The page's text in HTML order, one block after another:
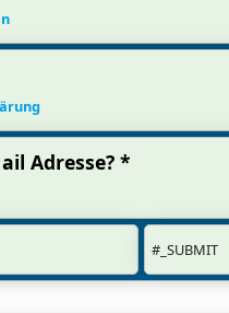
Adresse? *
#_SUBMIT